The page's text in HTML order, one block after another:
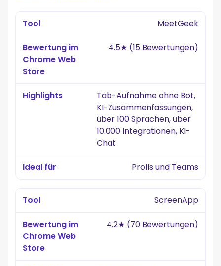
MeetGeek
4.5★ (15 Bewertungen)
Tab-Aufnahme ohne Bot,
KI-Zusammenfassungen,
über 100 Sprachen, über
10.000 Integrationen, KI-
Chat
Profis und Teams
ScreenApp
4.2★ (70 Bewertungen)